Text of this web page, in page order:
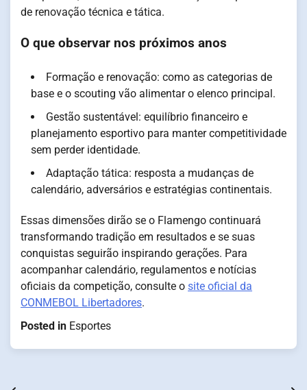
de renovação técnica e tática.
O que observar nos próximos anos
Formação e renovação: como as categorias de
base e o scouting vão alimentar o elenco principal.
Gestão sustentável: equilíbrio financeiro e
planejamento esportivo para manter competitividade
sem perder identidade.
Adaptação tática: resposta a mudanças de
calendário, adversários e estratégias continentais.
Essas dimensões dirão se o Flamengo continuará
transformando tradição em resultados e se suas
conquistas seguirão inspirando gerações. Para
acompanhar calendário, regulamentos e notícias
oficiais da competição, consulte o site oficial da
CONMEBOL Libertadores.
Posted in Esportes